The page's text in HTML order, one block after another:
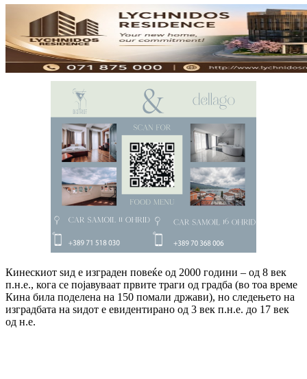
Кинескиот ѕид е изграден повеќе од 2000 години – од 8 век
п.н.е., кога се појавуваат првите траги од градба (во тоа време
Кина била поделена на 150 помали држави), но следењето на
изградбата на ѕидот е евидентирано од 3 век п.н.е. до 17 век
од н.е.